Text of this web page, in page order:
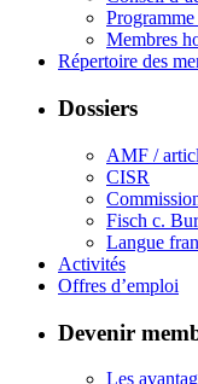
Membres
Répertoire des
Dossiers
AMF /
CISR
Fisch c.
Langue
Activités
Offres d’emploi
Devenir
Les